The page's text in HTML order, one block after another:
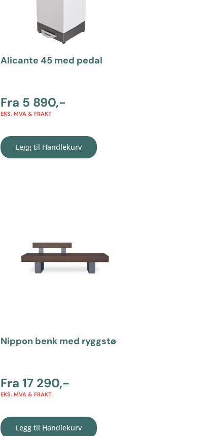
Alicante 45 med pedal
Fra 5 890,-
EKS. MVA & FRAKT
Legg til Handlekurv
Nippon benk med ryggstø
Fra 17 290,-
EKS. MVA & FRAKT
Legg til Handlekurv